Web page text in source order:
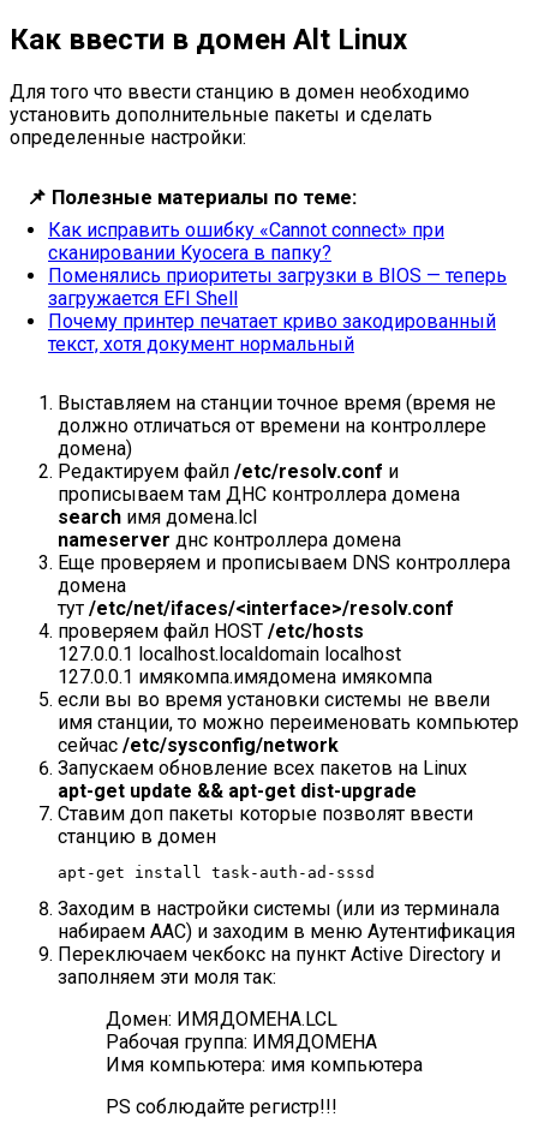
Как ввести в домен Alt Linux
Для того что ввести станцию в домен необходимо
установить дополнительные пакеты и сделать
определенные настройки:
📌 Полезные материалы по теме:
Как исправить ошибку «Cannot connect» при
сканировании Kyocera в папку?
Поменялись приоритеты загрузки в BIOS — теперь
загружается EFI Shell
Почему принтер печатает криво закодированный
текст, хотя документ нормальный
Выставляем на станции точное время (время не
должно отличаться от времени на контроллере
домена)
Редактируем файл /etc/resolv.conf и
прописываем там ДНС контроллера домена
search имя домена.lcl
nameserver днс контроллера домена
Еще проверяем и прописываем DNS контроллера
домена
тут /etc/net/ifaces/<interface>/resolv.conf
проверяем файл HOST /etc/hosts
127.0.0.1 localhost.localdomain localhost
127.0.0.1 имякомпа.имядомена имякомпа
если вы во время установки системы не ввели
имя станции, то можно переименовать компьютер
сейчас /etc/sysconfig/network
Запускаем обновление всех пакетов на Linux
apt-get update && apt-get dist-upgrade
Ставим доп пакеты которые позволят ввести
станцию в домен
apt-get install task-auth-ad-sssd
Заходим в настройки системы (или из терминала
набираем AAC) и заходим в меню Аутентификация
Переключаем чекбокс на пункт Active Directory и
заполняем эти моля так:
Домен: ИМЯДОМЕНА.LCL
Рабочая группа: ИМЯДОМЕНА
Имя компьютера: имя компьютера
PS соблюдайте регистр!!!